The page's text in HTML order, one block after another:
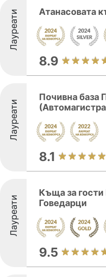
Лауреати Атанасовата
8.9
Лауреати
Почивна база
8.1
Лауреати
Къща за гости
Говедарци
9.5